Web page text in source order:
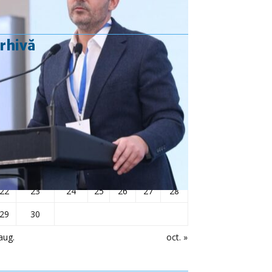
septembrie 2025
Ma Mi D
oct. »
2 3 6
7
11 12 13
14
19
21
23 24 25 26 27
28
30